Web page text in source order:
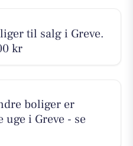
til salg i Greve.
kr
boliger er
i Greve - se